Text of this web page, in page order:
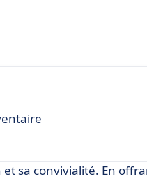
sa convivialité. En